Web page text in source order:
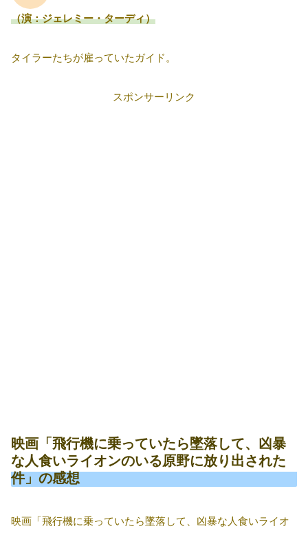
（演：ジェレミー・ターディ）
タイラーたちが雇っていたガイド。
スポンサーリンク
映画「飛行機に乗っていたら墜落して、凶暴
な人食いライオンのいる原野に放り出された
件」の感想
映画「飛行機に乗っていたら墜落して、凶暴な人食いライオ